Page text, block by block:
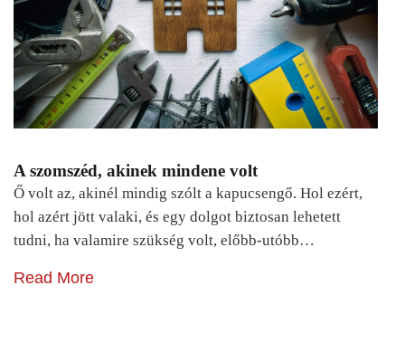
A szomszéd, akinek mindene volt
Ő volt az, akinél mindig szólt a kapucsengő. Hol ezért,
hol azért jött valaki, és egy dolgot biztosan lehetett
tudni, ha valamire szükség volt, előbb-utóbb…
Read More